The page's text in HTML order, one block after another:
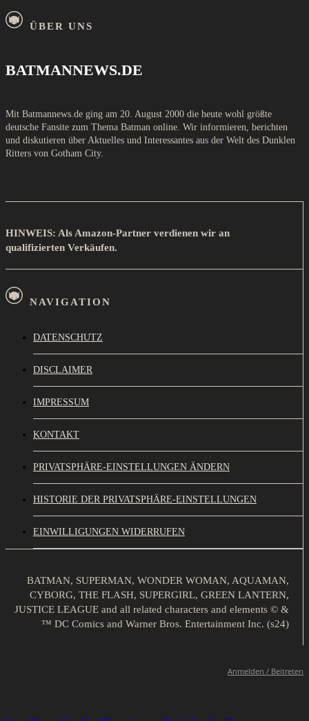
ÜBER UNS
BATMANNEWS.DE
Mit Batmannews.de ging am 20. August 2000 die heute wohl größte
deutsche Fansite zum Thema Batman online. Wir informieren, berichten
und diskutieren über Aktuelles und Interessantes aus der Welt des Dunklen
Ritters von Gotham City.
HINWEIS: Als Amazon-Partner verdienen wir an
qualifizierten Verkäufen.
NAVIGATION
DATENSCHUTZ
DISCLAIMER
IMPRESSUM
KONTAKT
PRIVATSPHÄRE-EINSTELLUNGEN ÄNDERN
HISTORIE DER PRIVATSPHÄRE-EINSTELLUNGEN
EINWILLIGUNGEN WIDERRUFEN
BATMAN, SUPERMAN, WONDER WOMAN, AQUAMAN,
CYBORG, THE FLASH, SUPERGIRL, GREEN LANTERN,
JUSTICE LEAGUE and all related characters and elements © &
™ DC Comics and Warner Bros. Entertainment Inc. (s24)
Anmelden / Beitreten